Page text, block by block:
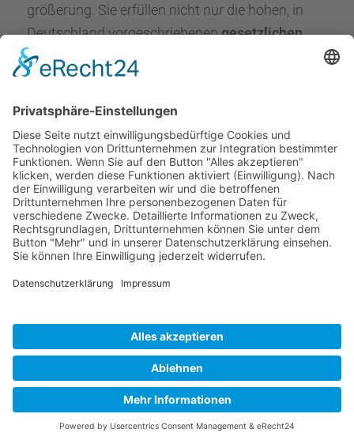
grö­ße­rung. Sie erfül­len nicht nur die hohen, in
Deutsch­land vorge­schrie­be­nengesetz­li­chen
Quali­täts­stan­dards
, sondern gehen weit darüber
hinaus. Ein winzi­ger Chip, der in das Innere des
einen maxima­len Sicher­heits­ge­winn und ist
weltweit einzig­ar­tig. Natür­lich wurde der Chip für
die Implan­tie­rung in den mensch­li­chen Körper
von der US-ameri­ka­ni­schen Food and Drug
Associa­tion (FDA) zugelas­sen. Er ermög­licht
unter vollstän­di­gem Erhalt der Daten­si­cher­heit
dem Herstel­ler, die Serien- und Artikel­num­mer
des Implan­ta­tes von außen zu erfas­sen.
weltwei­ten Versi­che­rungs­schutz für diese
gechip­ten Implan­tate an. Auf diese Weise haben
Sie die Möglich­keit, die Kosten bei einem mögli­
cher­weise notwen­di­gen Implan­tat-Tausch,
beispiels­weise aufgrund einer Kapsel­fi­brose, zu